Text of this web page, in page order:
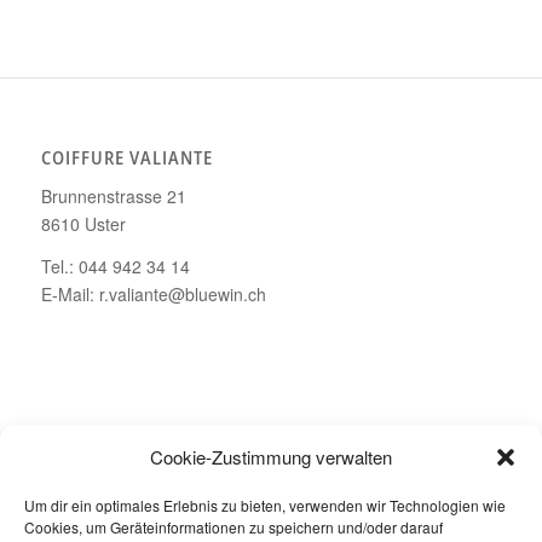
Cookie-Zustimmung verwalten
Um dir ein optimales Erlebnis zu bieten, verwenden wir Technologien wie
Cookies, um Geräteinformationen zu speichern und/oder darauf
COIFFURE VALIANTE
Brunnenstrasse 21
8610 Uster
Tel.: 044 942 34 14
E-Mail: r.valiante@bluewin.ch
Dienstag bis Freitag: 08.00 – 19.00 Uhr